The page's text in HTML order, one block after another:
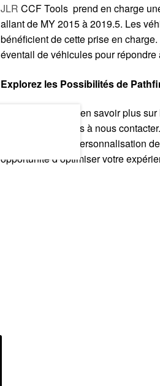
JLR CCF Tools prend en charge
allant de MY 2015 à 2019.5. Les
bénéficient de cette prise en
éventail de véhicules pour
Explorez les Possibilités de
Si vous souhaitez en savoir plus
SDD, n’hésitez pas à nous
complètes sur la personnalisation
opportunité d’optimiser votre